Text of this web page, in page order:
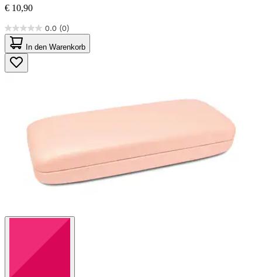
€ 10,90
0.0 (0)
0.0
von
5
Sternen.
In den Warenkorb